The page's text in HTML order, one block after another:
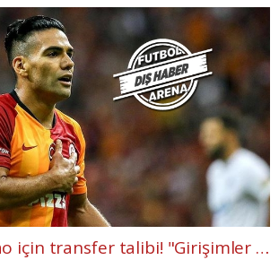
Radamel Falcao için transfer talibi! "Girişimler başladı"